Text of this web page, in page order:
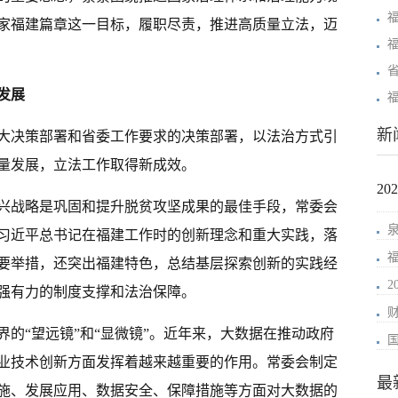
福建篇章这一目标，履职尽责，推进高质量立法，迈
展
决策部署和省委工作要求的决策部署，以法治方式引
展，立法工作取得新成效。
战略是巩固和提升脱贫攻坚成果的最佳手段，常委会
近平总书记在福建工作时的创新理念和重大实践，落
举措，还突出福建特色，总结基层探索创新的实践经
力的制度支撑和法治保障。
的“望远镜”和“显微镜”。近年来，大数据在推动政府
技术创新方面发挥着越来越重要的作用。常委会制定
、发展应用、数据安全、保障措施等方面对大数据的
新
最